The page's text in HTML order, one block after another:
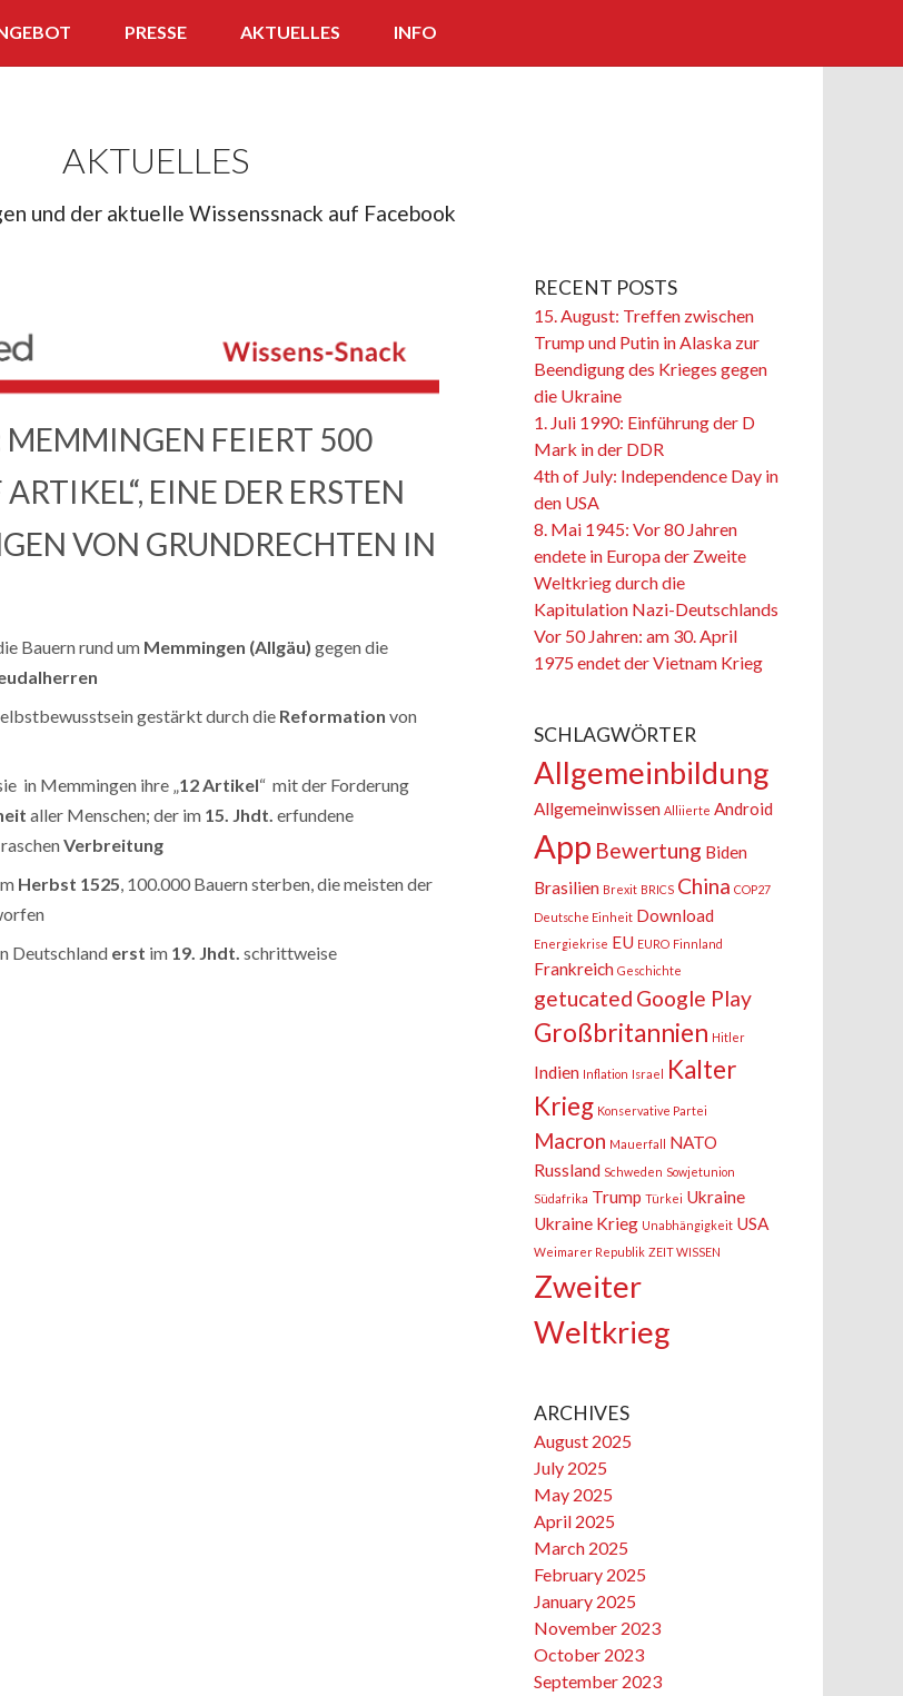
PRESSE AKTUELLES INFO
AKTUELLES
und der aktuelle Wissenssnack auf Facebook
FEIERT 500
EINE DER ERSTEN
VON GRUNDRECHTEN IN
Bauern rund um Memmingen (Allgäu) gegen die
gestärkt durch die Reformation von
in Memmingen ihre „12 Artikel“ mit der Forderung
aller Menschen; der im 15. Jhdt. erfundene
Verbreitung
Herbst 1525, 100.000 Bauern sterben, die meisten der
Deutschland erst im 19. Jhdt. schrittweise
RECENT POSTS
15. August: Treffen zwischen
Trump und Putin in Alaska zur
Beendigung des Krieges gegen
die Ukraine
1. Juli 1990: Einführung der D
Mark in der DDR
4th of July: Independence Day in
den USA
8. Mai 1945: Vor 80 Jahren
endete in Europa der Zweite
Weltkrieg durch die
Kapitulation Nazi-Deutschlands
Vor 50 Jahren: am 30. April
1975 endet der Vietnam Krieg
SCHLAGWÖRTER
Allgemeinbildung
Allgemeinwissen Alliierte Android
App Bewertung Biden
Brasilien Brexit BRICS China COP27
Deutsche Einheit Download
Energiekrise EU EURO Finnland
Frankreich Geschichte
getucated Google Play
Großbritannien Hitler
Indien Inflation Israel Kalter
Krieg Konservative Partei
Macron Mauerfall NATO
Russland Schweden Sowjetunion
Südafrika Trump Türkei Ukraine
Ukraine Krieg Unabhängigkeit USA
Weimarer Republik ZEIT WISSEN
Zweiter
Weltkrieg
ARCHIVES
August 2025
July 2025
May 2025
April 2025
March 2025
February 2025
January 2025
November 2023
October 2023
September 2023